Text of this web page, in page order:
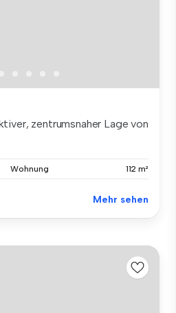
zentrumsnaher Lage von
Wohnung 112 m²
Mehr sehen